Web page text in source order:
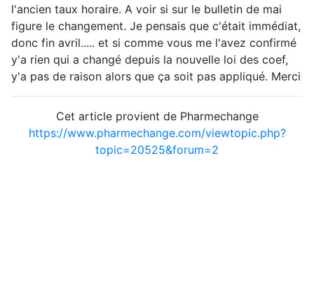
l'ancien taux horaire. A voir si sur le bulletin de mai
figure le changement. Je pensais que c'était immédiat,
donc fin avril..... et si comme vous me l'avez confirmé
y'a rien qui a changé depuis la nouvelle loi des coef,
y'a pas de raison alors que ça soit pas appliqué. Merci
Cet article provient de Pharmechange
https://www.pharmechange.com/viewtopic.php?
topic=20525&forum=2